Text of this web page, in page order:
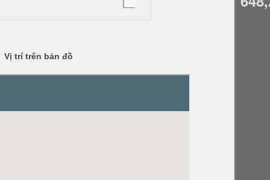
Vị trí trên bản đồ